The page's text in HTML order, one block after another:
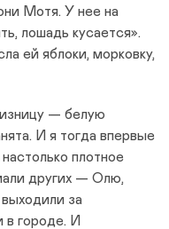
Мотя. У нее на
лошадь кусается».
ей яблоки, морковку,
— белую
И я тогда впервые
плотное
других — Олю,
за
в городе. И